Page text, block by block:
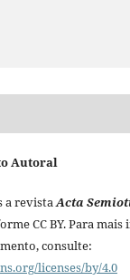
Autoral
a revistaActa
CC BY. Para
consulte:
licenses/by/4.0